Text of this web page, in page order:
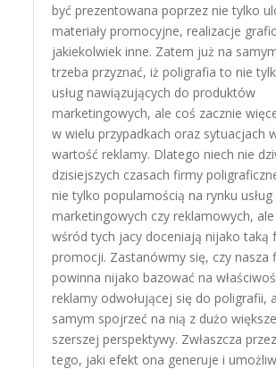
być prezentowana poprzez nie tylko
materiały promocyjne, realizacje
jakiekolwiek inne. Zatem już na
trzeba przyznać, iż poligrafia to nie
usług nawiązujących do produktów
marketingowych, ale coś zacznie
w wielu przypadkach oraz sytuacjach
wartość reklamy. Dlatego niech nie
dzisiejszych czasach firmy
nie tylko popularnością na rynku usług
marketingowych czy reklamowych,
wśród tych jacy doceniają nijako taką
promocji. Zastanówmy się, czy nasza
powinna nijako bazować na
reklamy odwołującej się do poligrafii,
samym spojrzeć na nią z dużo
szerszej perspektywy. Zwłaszcza
tego, jaki efekt ona generuje i